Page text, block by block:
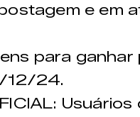
e em
para
12/24.